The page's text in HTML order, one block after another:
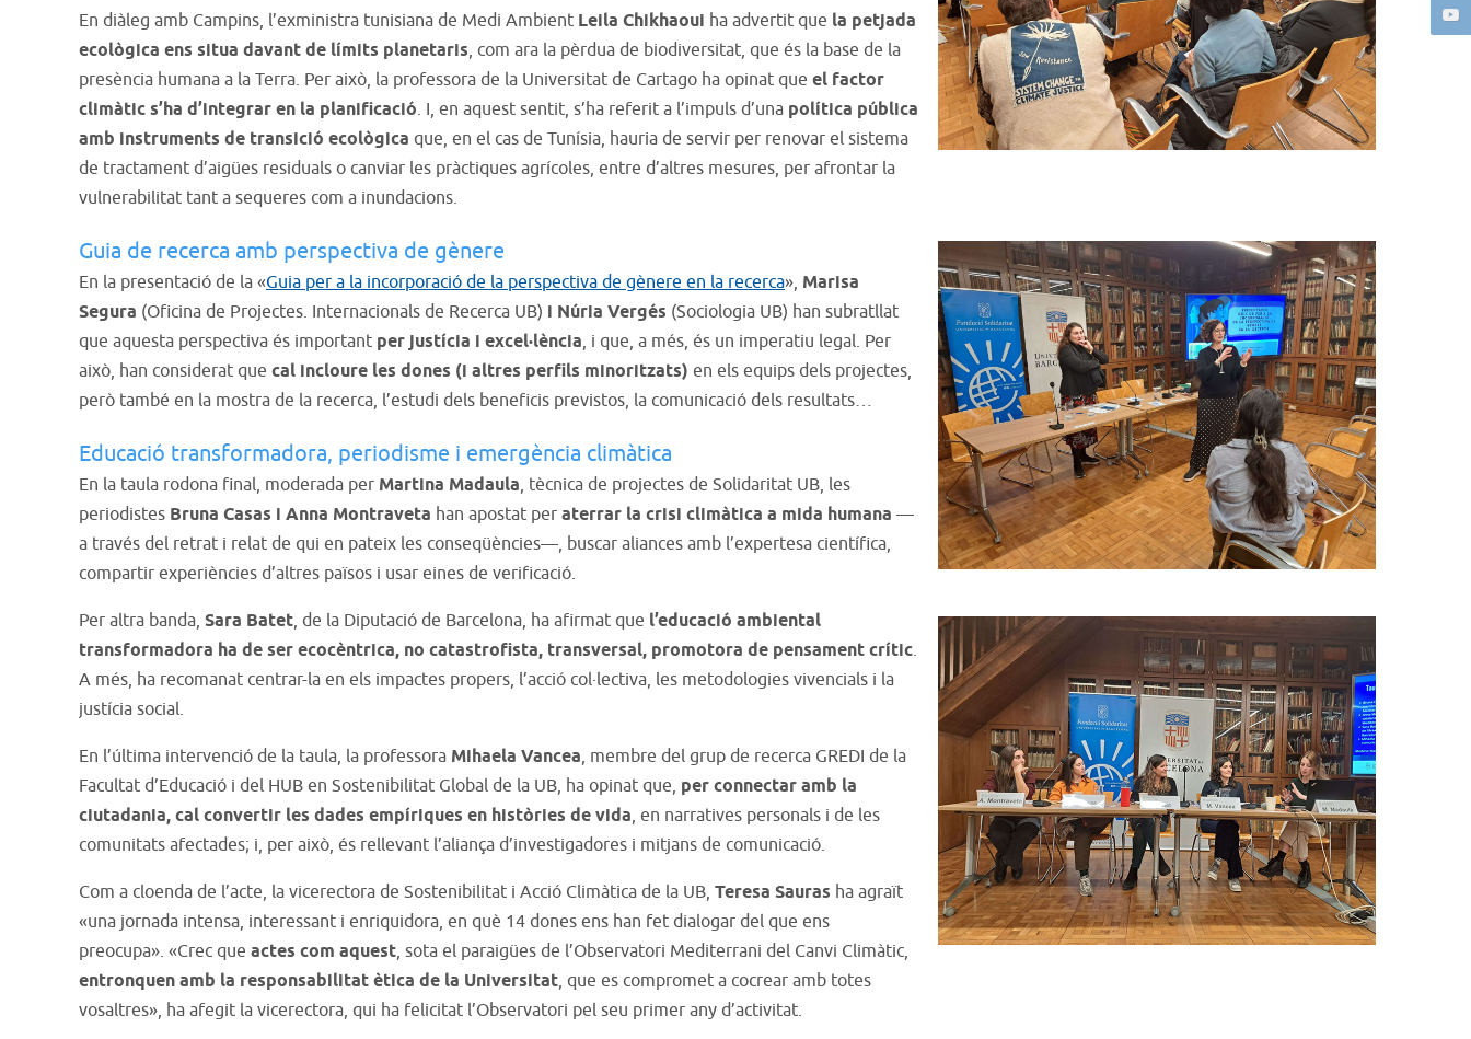
En diàleg amb Campins, l’exministra tunisiana de Medi Ambient Leila Chikhaoui ha advertit que la petjada
ecològica ens situa davant de límits planetaris, com ara la pèrdua de biodiversitat, que és la base de la
presència humana a la Terra. Per això, la professora de la Universitat de Cartago ha opinat que el factor
climàtic s’ha d’integrar en la planificació. I, en aquest sentit, s’ha referit a l’impuls d’una política pública
amb instruments de transició ecològica que, en el cas de Tunísia, hauria de servir per renovar el sistema
de tractament d’aigües residuals o canviar les pràctiques agrícoles, entre d’altres mesures, per afrontar la
vulnerabilitat tant a sequeres com a inundacions.
Guia de recerca amb perspectiva de gènere
En la presentació de la «Guia per a la incorporació de la perspectiva de gènere en la recerca», Marisa
Segura (Oficina de Projectes. Internacionals de Recerca UB) i Núria Vergés (Sociologia UB) han subratllat
que aquesta perspectiva és important per justícia i excel·lència, i que, a més, és un imperatiu legal. Per
això, han considerat que cal incloure les dones (i altres perfils minoritzats) en els equips dels projectes,
però també en la mostra de la recerca, l’estudi dels beneficis previstos, la comunicació dels resultats…
Educació transformadora, periodisme i emergència climàtica
En la taula rodona final, moderada per Martina Madaula, tècnica de projectes de Solidaritat UB, les
periodistes Bruna Casas i Anna Montraveta han apostat per aterrar la crisi climàtica a mida humana —
a través del retrat i relat de qui en pateix les conseqüències—, buscar aliances amb l’expertesa científica,
compartir experiències d’altres països i usar eines de verificació.
Per altra banda, Sara Batet, de la Diputació de Barcelona, ha afirmat que l’educació ambiental
transformadora ha de ser ecocèntrica, no catastrofista, transversal, promotora de pensament crític.
A més, ha recomanat centrar-la en els impactes propers, l’acció col·lectiva, les metodologies vivencials i la
justícia social.
En l’última intervenció de la taula, la professora Mihaela Vancea, membre del grup de recerca GREDI de la
Facultat d’Educació i del HUB en Sostenibilitat Global de la UB, ha opinat que, per connectar amb la
ciutadania, cal convertir les dades empíriques en històries de vida, en narratives personals i de les
comunitats afectades; i, per això, és rellevant l’aliança d’investigadores i mitjans de comunicació.
Com a cloenda de l’acte, la vicerectora de Sostenibilitat i Acció Climàtica de la UB, Teresa Sauras ha agraït
«una jornada intensa, interessant i enriquidora, en què 14 dones ens han fet dialogar del que ens
preocupa». «Crec que actes com aquest, sota el paraigües de l’Observatori Mediterrani del Canvi Climàtic,
entronquen amb la responsabilitat ètica de la Universitat, que es compromet a cocrear amb totes
vosaltres», ha afegit la vicerectora, qui ha felicitat l’Observatori pel seu primer any d’activitat.